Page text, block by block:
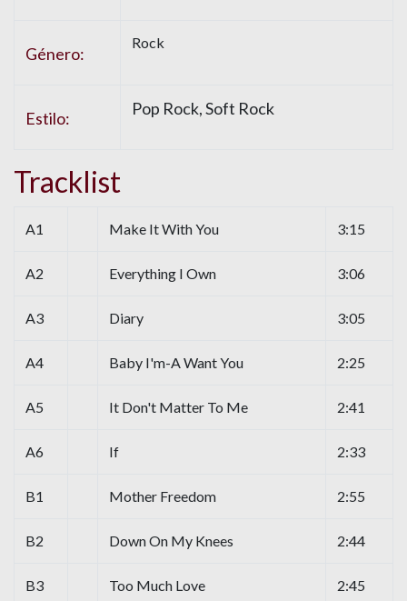
Género:
Rock
Estilo: Pop Rock, Soft Rock
Tracklist
A1 Make It With You 3:15
A2 Everything I Own 3:06
A3 Diary 3:05
A4 Baby I'm-A Want You 2:25
A5 It Don't Matter To Me 2:41
A6 If 2:33
B1 Mother Freedom 2:55
B2 Down On My Knees 2:44
B3 Too Much Love 2:45